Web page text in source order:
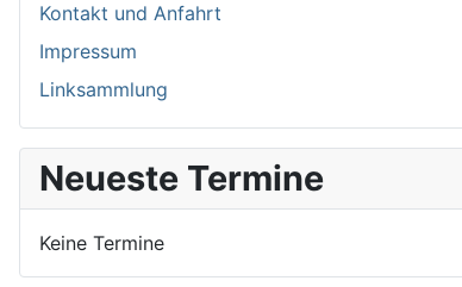
Kontakt und Anfahrt
Impressum
Linksammlung
Neueste Termine
Keine Termine